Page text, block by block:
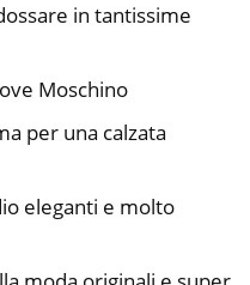
in tantissime
Moschino
per una calzata
eleganti e molto